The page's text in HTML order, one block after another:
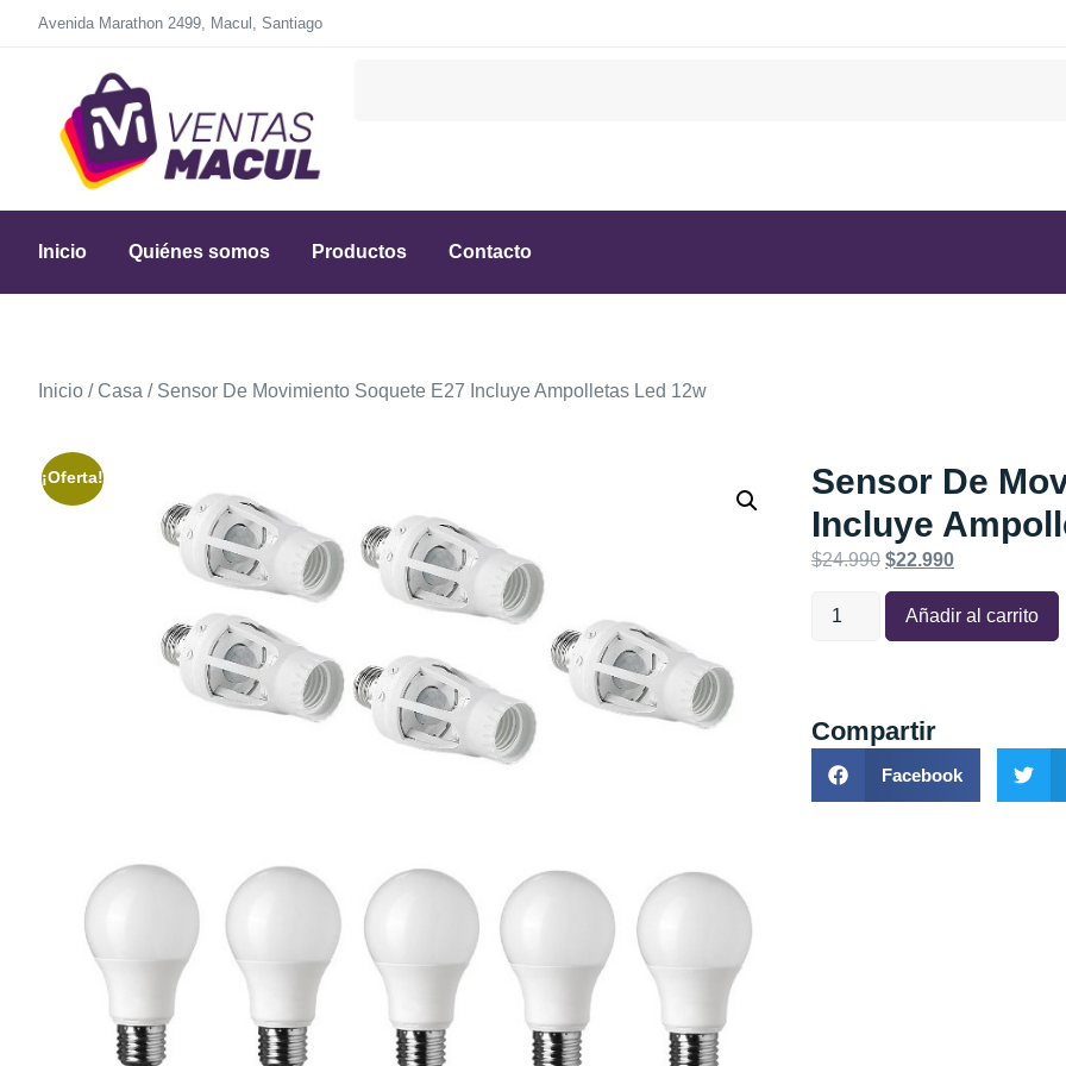
Avenida Marathon 2499, Macul, Santiago
Inicio Quiénes somos Productos Contacto
Inicio / Casa / Sensor De Movimiento Soquete E27 Incluye Ampolletas Led 12w
¡Oferta!
Sensor De
Incluye
$24.990 $22.990
Añadir al carrito
Compartir
Facebook